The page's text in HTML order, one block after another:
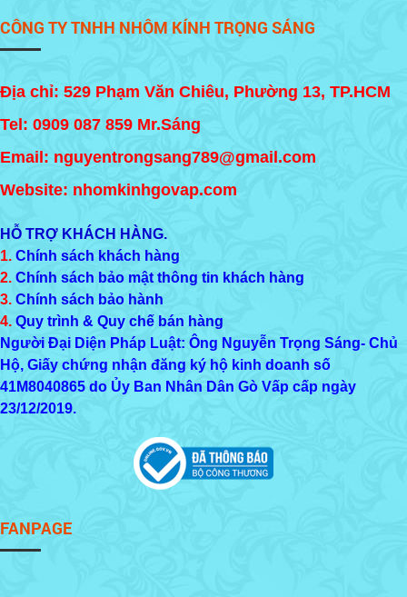
CÔNG TY TNHH NHÔM KÍNH TRỌNG SÁNG
Địa chỉ: 529 Phạm Văn Chiêu, Phường 13, TP.HCM
Tel: 0909 087 859 Mr.Sáng
Email: nguyentrongsang789@gmail.com
Website: nhomkinhgovap.com
HỖ TRỢ KHÁCH HÀNG.
1. Chính sách khách hàng
2. Chính sách bảo mật thông tin khách hàng
3. Chính sách bảo hành
4. Quy trình & Quy chế bán hàng
Người Đại Diện Pháp Luật: Ông Nguyễn Trọng Sáng- Chủ
Hộ, Giấy chứng nhận đăng ký hộ kinh doanh số
41M8040865 do Ủy Ban Nhân Dân Gò Vấp cấp ngày
23/12/2019.
FANPAGE